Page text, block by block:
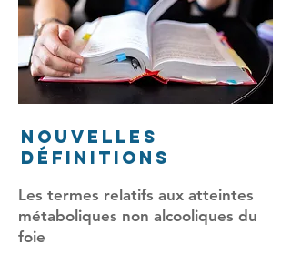
Nouvelles
définitions
Les termes relatifs aux atteintes
métaboliques non alcooliques du
foie